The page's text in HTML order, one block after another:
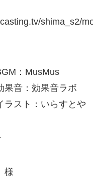
shima_s2/
：MusMus
果音：効果音ラボ
ラスト：いらすとや
様